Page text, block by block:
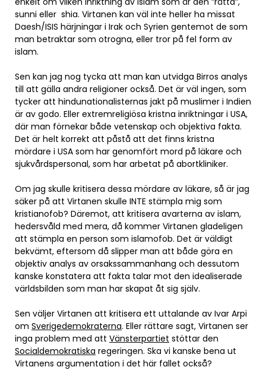
sunni eller shia. Virtanen kan väl inte heller ha missat
Daesh/ISIS härjningar i Irak och Syrien gentemot de som
man betraktar som otrogna, eller tror på fel form av
islam.
Sen kan jag nog tycka att man kan utvidga Birros analys
till att gälla andra religioner också. Det är väl ingen, som
tycker att hindunationalisternas jakt på muslimer i Indien
är av godo. Eller extremreligiösa kristna inriktningar i USA,
där man förnekar både vetenskap och objektiva fakta.
Det är helt korrekt att påstå att det finns kristna
mördare i USA som har genomfört mord på läkare och
sjukvårdspersonal, som har arbetat på abortkliniker.
Om jag skulle kritisera dessa mördare av läkare, så är jag
säker på att Virtanen skulle INTE stämpla mig som
kristianofob? Däremot, att kritisera avarterna av islam,
hedersvåld med mera, då kommer Virtanen gladeligen
att stämpla en person som islamofob. Det är väldigt
bekvämt, eftersom då slipper man att både göra en
objektiv analys av orsakssammanhang och dessutom
kanske konstatera att fakta talar mot den idealiserade
världsbilden som man har skapat åt sig själv.
Sen väljer Virtanen att kritisera ett uttalande av Ivar Arpi
om Sverigedemokraterna. Eller rättare sagt, Virtanen ser
inga problem med att Vänsterpartiet stöttar den
Socialdemokratiska regeringen. Ska vi kanske bena ut
Virtanens argumentation i det här fallet också?